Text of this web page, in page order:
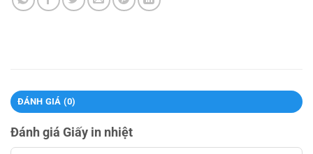
ĐÁNH GIÁ (0)
Đánh giá Giấy in nhiệt